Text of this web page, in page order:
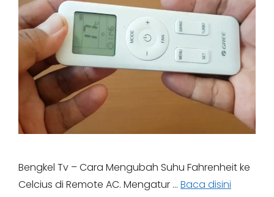
Bengkel Tv – Cara Mengubah Suhu Fahrenheit ke
Celcius di Remote AC. Mengatur … Baca disini